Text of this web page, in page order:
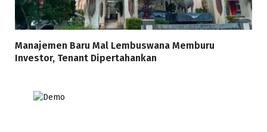
Manajemen Baru Mal Lembuswana Memburu
Investor, Tenant Dipertahankan